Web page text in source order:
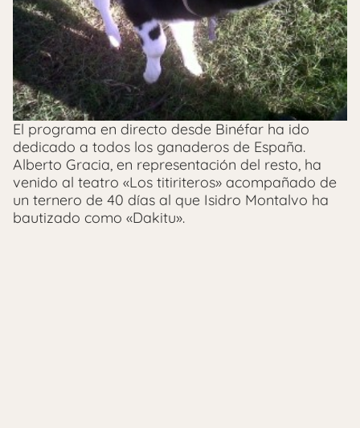
El programa en directo desde Binéfar ha ido
dedicado a todos los ganaderos de España.
Alberto Gracia, en representación del resto, ha
venido al teatro «Los titiriteros» acompañado de
un ternero de 40 días al que Isidro Montalvo ha
bautizado como «Dakitu».